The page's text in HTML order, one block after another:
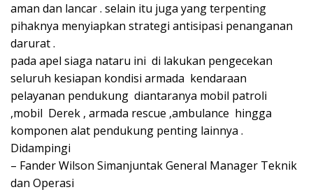
aman dan lancar . selain itu juga yang terpenting
pihaknya menyiapkan strategi antisipasi penanganan
darurat .
pada apel siaga nataru ini di lakukan pengecekan
seluruh kesiapan kondisi armada kendaraan
pelayanan pendukung diantaranya mobil patroli
,mobil Derek , armada rescue ,ambulance hingga
komponen alat pendukung penting lainnya .
Didampingi
– Fander Wilson Simanjuntak General Manager Teknik
dan Operasi